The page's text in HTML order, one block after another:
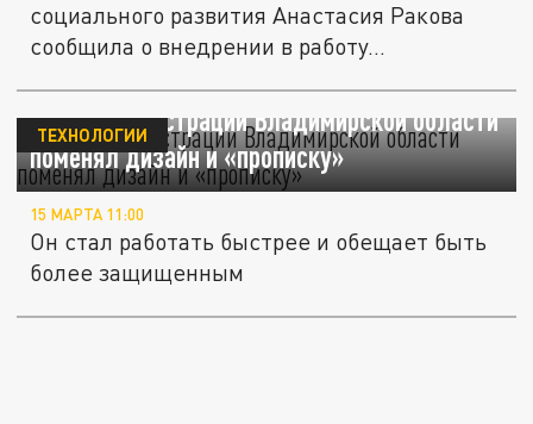
социального развития Анастасия Ракова
сообщила о внедрении в работу...
Сайт администрации Владимирской области
поменял дизайн и «прописку»
ТЕХНОЛОГИИ
15 МАРТА 11:00
Он стал работать быстрее и обещает быть
более защищенным